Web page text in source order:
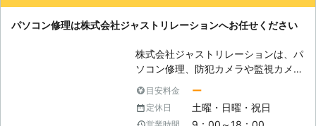
ひお気軽にご連絡ください。
パソコン修理は株式会社ジャストリレーションへお任せください
株式会社ジャストリレーションは、パ
ソコン修理、防犯カメラや監視カメラ
工事をおこなっている会社です。 ま
た、OA機器や消耗品等を購入すると
目安料金 ー
定休日 土曜・日曜・祝日
営業時間